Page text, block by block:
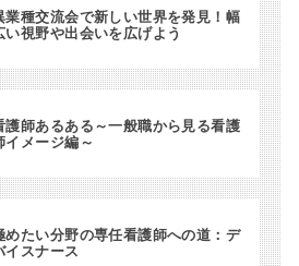
業種交流会で新しい世界を発見！幅
い視野や出会いを広げよう
護師あるある～一般職から見る看護
イメージ編～
めたい分野の専任看護師への道：デ
イスナース